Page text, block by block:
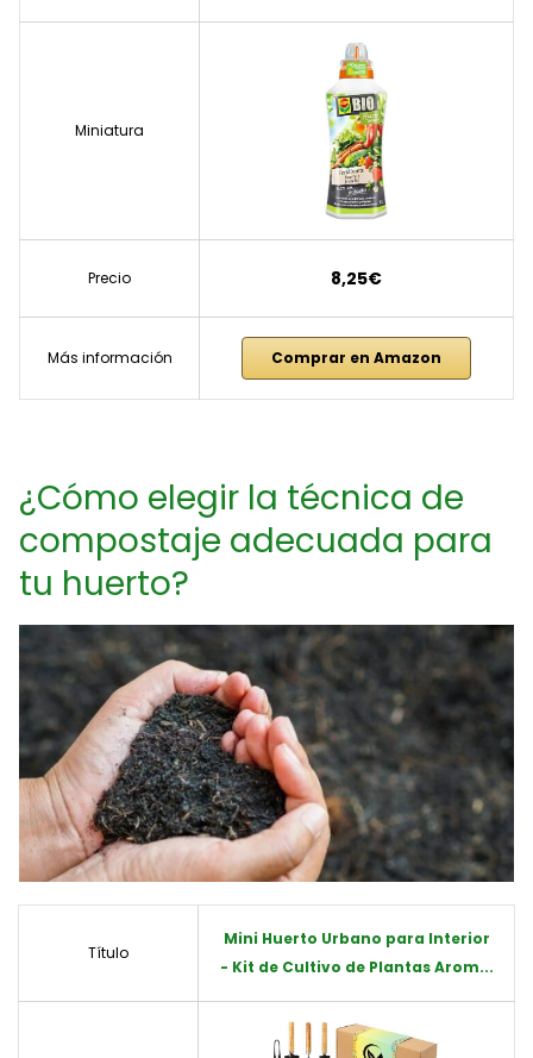
Miniatura
Precio 8,25€
Más información Comprar en Amazon
¿Cómo elegir la técnica de
compostaje adecuada para
tu huerto?
Título
Mini Huerto Urbano para Interior
- Kit de Cultivo de Plantas Arom...